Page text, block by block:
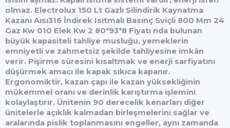
olmaz. Electrolux 150 Lt Gazlı Silindirik Kaynatma
Kazanı Aısı316 İndirek Isıtmalı Basınç Sviçli 800 Mm 24
Gaz Kw 010 Elek Kw 2 80*93*8 Fiyatı nda bulunan
büyük kapasiteli tahliye musluğu, yemeklerin
emniyetli ve zahmetsiz şekilde tahliyesine imkân
verir. Pişirme süresini kısaltmak ve enerji sarfiyatını
düşürmek amacı ile kapak sıkıca kapanır.
Ergonomiktir, kazan çapı ile kazan yüksekliğinin
mükemmel oranı ve derinlik karıştırma işlemini
kolaylaştırır. Ünitenin 90 derecelik kenarları diğer
ünitelerle açıklık kalmadan birleşmelerini sağlar ve
aralarında pislik toplanmasını engeller, aynı zamanda